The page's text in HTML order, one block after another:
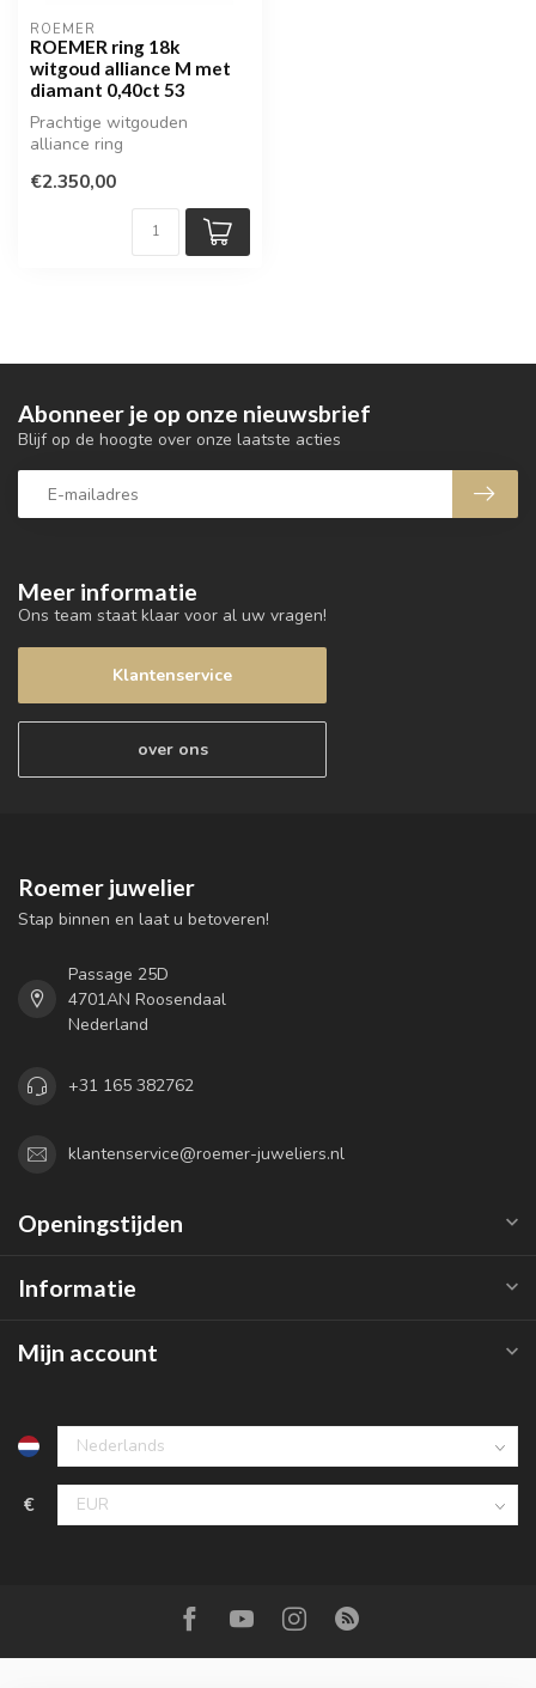
ROEMER
ROEMER ring 18k
witgoud alliance M met
diamant 0,40ct 53
Prachtige witgouden
alliance ring
€2.350,00
Meer informatie
Ons team staat klaar voor al uw vragen!
Klantenservice
over ons
Abonneer je op onze nieuwsbrief
Blijf op de hoogte over onze laatste acties
Roemer juwelier
Stap binnen en laat u betoveren!
Passage 25D
4701AN Roosendaal
Nederland
+31 165 382762
klantenservice@roemer-juweliers.nl
Openingstijden
Informatie
Mijn account
€